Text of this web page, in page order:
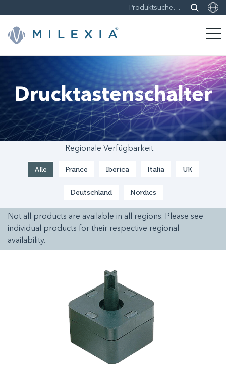
InhaltDrucktastenschalter
Regionale Verfügbarkeit
Alle France Ibérica Italia UK
Deutschland Nordics
Not all products are available in all regions. Please see
individual products for their respective regional
availability.